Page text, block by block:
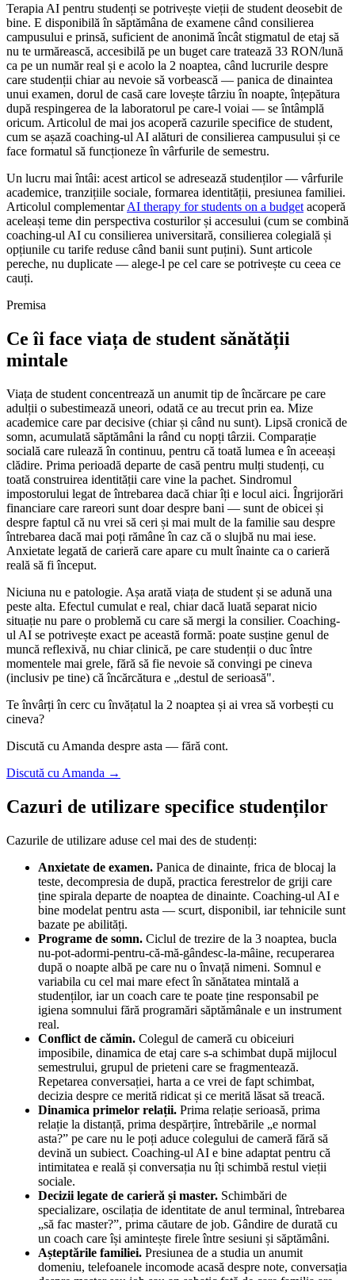
Terapia AI pentru studenți se potrivește vieții de student deosebit de
bine. E disponibilă în săptămâna de examene când consilierea
campusului e prinsă, suficient de anonimă încât stigmatul de etaj să
nu te urmărească, accesibilă pe un buget care tratează 33 RON/lună
ca pe un număr real și e acolo la 2 noaptea, când lucrurile despre
care studenții chiar au nevoie să vorbească — panica de dinaintea
unui examen, dorul de casă care lovește târziu în noapte, înțepătura
după respingerea de la laboratorul pe care-l voiai — se întâmplă
oricum. Articolul de mai jos acoperă cazurile specifice de student,
cum se așază coaching-ul AI alături de consilierea campusului și ce
face formatul să funcționeze în vârfurile de semestru.
Un lucru mai întâi: acest articol se adresează studenților — vârfurile
academice, tranzițiile sociale, formarea identității, presiunea familiei.
Articolul complementarAI therapy for students on a budget acoperă
aceleași teme din perspectiva costurilor și accesului (cum se combină
coaching-ul AI cu consilierea universitară, consilierea colegială și
opțiunile cu tarife reduse când banii sunt puțini). Sunt articole
pereche, nu duplicate — alege-l pe cel care se potrivește cu ceea ce
cauți.
Premisa
Ce îi face viața de student sănătății
mintale
Viața de student concentrează un anumit tip de încărcare pe care
adulții o subestimează uneori, odată ce au trecut prin ea. Mize
academice care par decisive (chiar și când nu sunt). Lipsă cronică de
somn, acumulată săptămâni la rând cu nopți târzii. Comparație
socială care rulează în continuu, pentru că toată lumea e în aceeași
clădire. Prima perioadă departe de casă pentru mulți studenți, cu
toată construirea identității care vine la pachet. Sindromul
impostorului legat de întrebarea dacă chiar îți e locul aici. Îngrijorări
financiare care rareori sunt doar despre bani — sunt de obicei și
despre faptul că nu vrei să ceri și mai mult de la familie sau despre
întrebarea dacă mai poți rămâne în caz că o slujbă nu mai iese.
Anxietate legată de carieră care apare cu mult înainte ca o carieră
reală să fi început.
Niciuna nu e patologie. Așa arată viața de student și se adună una
peste alta. Efectul cumulat e real, chiar dacă luată separat nicio
situație nu pare o problemă cu care să mergi la consilier. Coaching-
ul AI se potrivește exact pe această formă: poate susține genul de
muncă reflexivă, nu chiar clinică, pe care studenții o duc între
momentele mai grele, fără să fie nevoie să convingi pe cineva
(inclusiv pe tine) că încărcătura e „destul de serioasă".
Te învârți în cerc cu învățatul la 2 noaptea și ai vrea să vorbești cu
cineva?
Discută cu Amanda despre asta — fără cont.
Discută cu Amanda →
Cazuri de utilizare specifice studenților
Cazurile de utilizare aduse cel mai des de studenți:
Anxietate de examen. Panica de dinainte, frica de blocaj la
teste, decompresia de după, practica ferestrelor de griji care
ține spirala departe de noaptea de dinainte. Coaching-ul AI e
bine modelat pentru asta — scurt, disponibil, iar tehnicile sunt
bazate pe abilități.
Programe de somn. Ciclul de trezire de la 3 noaptea, bucla
nu-pot-adormi-pentru-că-mă-gândesc-la-mâine, recuperarea
după o noapte albă pe care nu o învață nimeni. Somnul e
variabila cu cel mai mare efect în sănătatea mintală a
studenților, iar un coach care te poate ține responsabil pe
igiena somnului fără programări săptămânale e un instrument
real.
Conflict de cămin. Colegul de cameră cu obiceiuri
imposibile, dinamica de etaj care s-a schimbat după mijlocul
semestrului, grupul de prieteni care se fragmentează.
Repetarea conversației, harta a ce vrei de fapt schimbat,
decizia despre ce merită ridicat și ce merită lăsat să treacă.
Dinamica primelor relații. Prima relație serioasă, prima
relație la distanță, prima despărțire, întrebările „e normal
asta?” pe care nu le poți aduce colegului de cameră fără să
devină un subiect. Coaching-ul AI e bine adaptat pentru că
intimitatea e reală și conversația nu îți schimbă restul vieții
sociale.
Decizii legate de carieră și master. Schimbări de
specializare, oscilația de identitate de anul terminal, întrebarea
„să fac master?”, prima căutare de job. Gândire de durată cu
un coach care își amintește firele între sesiuni și săptămâni.
Așteptările familiei. Presiunea de a studia un anumit
domeniu, telefoanele incomode acasă despre note, conversația